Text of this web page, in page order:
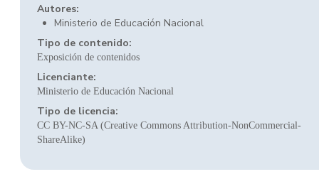
Autores:
Ministerio de Educación Nacional
Tipo de contenido:
Exposición de contenidos
Licenciante:
Ministerio de Educación Nacional
Tipo de licencia:
CC BY-NC-SA (Creative Commons Attribution-NonCommercial-
ShareAlike)